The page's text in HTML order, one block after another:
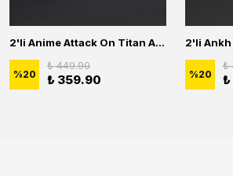
2'li Anime Attack On Titan Acrylic Maria Anime Naruto Erkek Kadın Kolye Seti
%20
₺ 449.90
₺ 359.90 %20
₺
₺